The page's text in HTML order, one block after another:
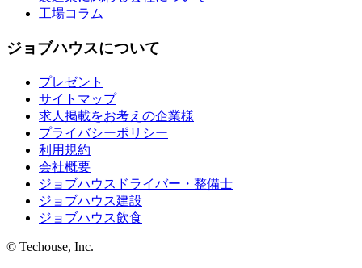
工場コラム
ジョブハウスについて
プレゼント
サイトマップ
求人掲載をお考えの企業様
プライバシーポリシー
利用規約
会社概要
ジョブハウスドライバー・整備士
ジョブハウス建設
ジョブハウス飲食
© Techouse, Inc.